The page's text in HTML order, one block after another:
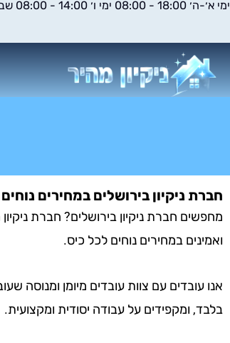
דילוג
ימי א׳-ה׳ 18:00 - 08:00 ימי ו׳ 14:00 - 08:00 שבת וחגים: סגור
חברת ניקיון בירושלים במחירים
מחפשים חברת ניקיון בירושלים? חברת
ואמינים במחירים נוחים לכל כיס.
אנו עובדים עם צוות עובדים מיומן ומנוסה
בלבד, ומקפידים על עבודה יסודית ומקצועית.